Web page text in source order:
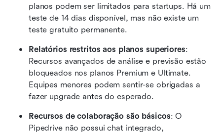
planos podem ser limitados para startups. Há um
teste de 14 dias disponível, mas não existe um
teste gratuito permanente.
Relatórios restritos aos planos superiores:
Recursos avançados de análise e previsão estão
bloqueados nos planos Premium e Ultimate.
Equipes menores podem sentir-se obrigadas a
fazer upgrade antes do esperado.
Recursos de colaboração são básicos: O